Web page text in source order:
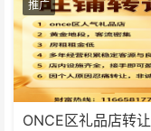
推广
ONCE区礼品店转让